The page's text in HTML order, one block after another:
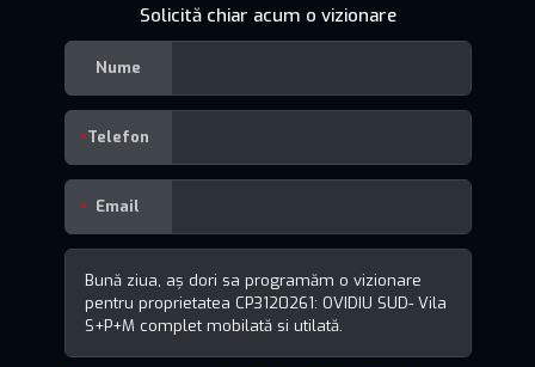
Solicită chiar acum o vizionare
Nume
Telefon
Email